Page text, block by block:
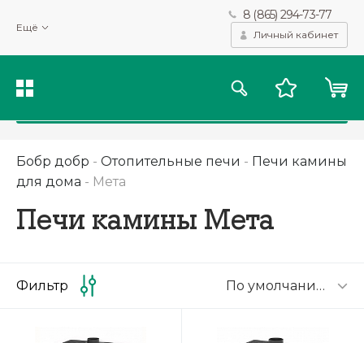
Ещё
8 (865) 294-73-77
Личный кабинет
Бобр добр - Отопительные печи - Печи камины
для дома - Мета
Печи камины Мета
По умолчанию
Фильтр
Мы используем файлы cookie и другие подобные технологии
для получения данных с целью сбора статистики, повышения
качества рекомендаций и предоставления вам возможности
персонализированного просмотра.Подробнее